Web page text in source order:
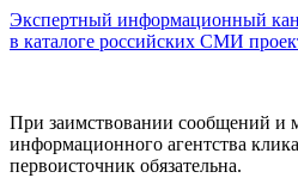
Экспертный информационный
в каталоге российских СМИ
При заимствовании сообщений и
информационного агентства
первоисточник обязательна.